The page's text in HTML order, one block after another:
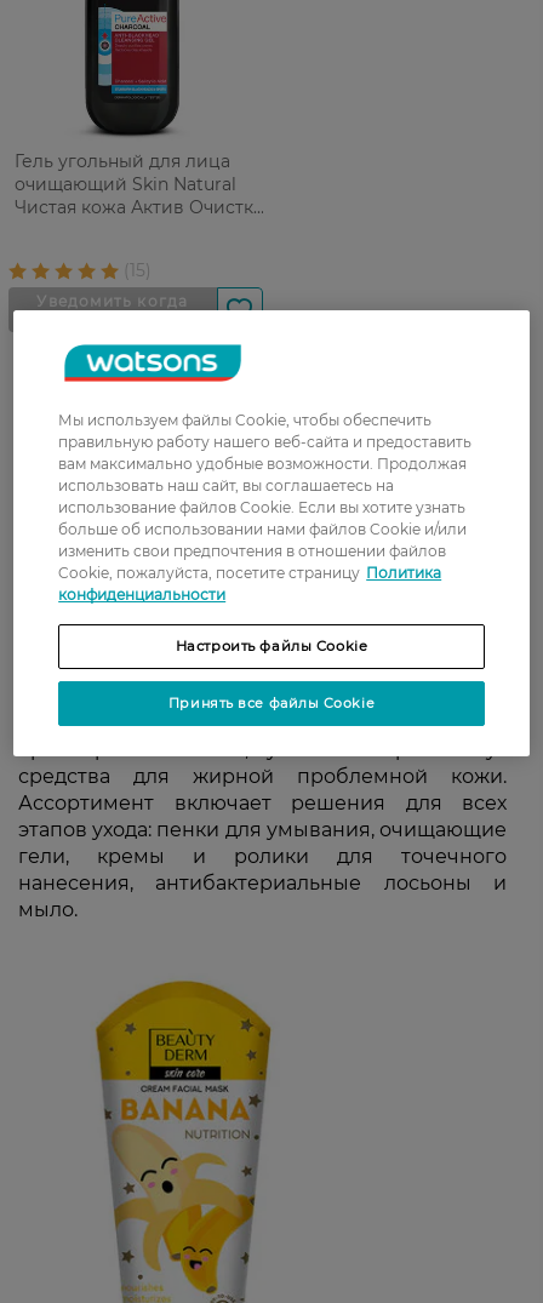
Гель угольный для лица
очищающий Skin Natural
Чистая кожа Актив Очистка
Если вы боретесь с высыпаниями и
средства для жирной проблемной кожи.
Ассортимент включает решения для всех
этапов ухода: пенки для умывания, очищающие
гели, кремы и ролики для точечного
нанесения, антибактериальные лосьоны и
мыло.
Мы используем файлы Cookie, чтобы обеспечить
правильную работу нашего веб-сайта и предоставить
вам максимально удобные возможности. Продолжая
использовать наш сайт, вы соглашаетесь на
использование файлов Cookie. Если вы хотите узнать
больше об использовании нами файлов Cookie и/или
изменить свои предпочтения в отношении файлов
Cookie, пожалуйста, посетите страницу Политика
конфиденциальности
Настроить файлы Cookie
Принять все файлы Cookie